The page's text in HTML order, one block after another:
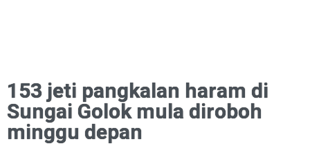
153 jeti pangkalan haram di
Sungai Golok mula diroboh
minggu depan